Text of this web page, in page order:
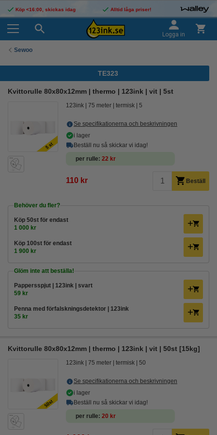
Köp <16:00, skickas idag Alltid låga priser!
Logga in
Sewoo
TE323
Kvittorulle 80x80x12mm | thermo | 123ink | vit | 5st
123ink 75 meter termisk 5
Se specifikationerna och beskrivningen
i lager
Beställ nu så skickar vi idag!
per rulle 22 kr
110 kr Beställ
Behöver du fler?
Köp 50st för endast
1 000 kr
Köp 100st för endast
1 900 kr
Glöm inte att beställa!
Pappersspjut | 123ink | svart
59 kr
Penna med förfalskningsdetektor | 123ink
35 kr
Kvittorulle 80x80x12mm | thermo | 123ink | vit | 50st [15kg]
123ink 75 meter termisk 50
Se specifikationerna och beskrivningen
i lager
Beställ nu så skickar vi idag!
per rulle 20 kr